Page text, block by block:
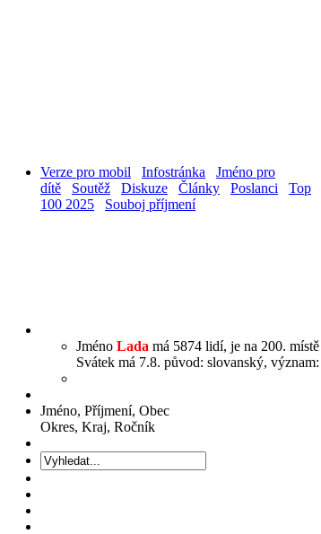
Verze pro mobil Infostránka
Jméno pro
dítě
Soutěž Diskuze Články Poslanci
Top
100 2025
Souboj příjmení
Jméno Lada má 5874 lidí, je na 200.
Svátek má 7.8. původ: slovanský,
Jméno, Příjmení, Obec
Okres, Kraj, Ročník